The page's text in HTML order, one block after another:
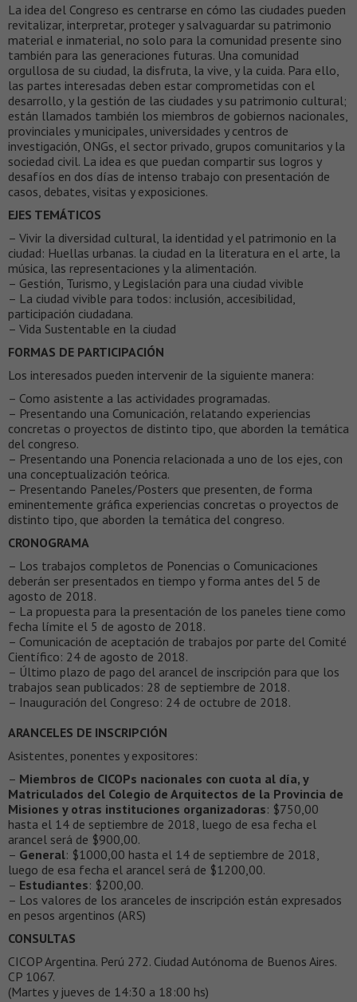
La idea del Congreso es centrarse en cómo las ciudades pueden
revitalizar, interpretar, proteger y salvaguardar su patrimonio
material e inmaterial, no solo para la comunidad presente sino
también para las generaciones futuras. Una comunidad
orgullosa de su ciudad, la disfruta, la vive, y la cuida. Para ello,
las partes interesadas deben estar comprometidas con el
desarrollo, y la gestión de las ciudades y su patrimonio cultural;
están llamados también los miembros de gobiernos nacionales,
provinciales y municipales, universidades y centros de
investigación, ONGs, el sector privado, grupos comunitarios y la
sociedad civil. La idea es que puedan compartir sus logros y
desafíos en dos días de intenso trabajo con presentación de
casos, debates, visitas y exposiciones.
EJES TEMÁTICOS
– Vivir la diversidad cultural, la identidad y el patrimonio en la
ciudad: Huellas urbanas. la ciudad en la literatura en el arte, la
música, las representaciones y la alimentación.
– Gestión, Turismo, y Legislación para una ciudad vivible
– La ciudad vivible para todos: inclusión, accesibilidad,
participación ciudadana.
– Vida Sustentable en la ciudad
FORMAS DE PARTICIPACIÓN
Los interesados pueden intervenir de la siguiente manera:
– Como asistente a las actividades programadas.
– Presentando una Comunicación, relatando experiencias
concretas o proyectos de distinto tipo, que aborden la temática
del congreso.
– Presentando una Ponencia relacionada a uno de los ejes, con
una conceptualización teórica.
– Presentando Paneles/Posters que presenten, de forma
eminentemente gráfica experiencias concretas o proyectos de
distinto tipo, que aborden la temática del congreso.​
CRONOGRAMA
– Los trabajos completos de Ponencias o Comunicaciones
deberán ser presentados en tiempo y forma antes del 5 de
agosto de 2018.
– La propuesta para la presentación de los paneles tiene como
fecha límite el 5 de agosto de 2018.
– Comunicación de aceptación de trabajos por parte del Comité
Científico: 24 de agosto de 2018.
– Último plazo de pago del arancel de inscripción para que los
trabajos sean publicados: 28 de septiembre de 2018.
– Inauguración del Congreso: 24 de octubre de 2018.
ARANCELES DE INSCRIPCIÓN
Asistentes, ponentes y expositores:
– Miembros de CICOPs nacionales con cuota al día, y
Matriculados del Colegio de Arquitectos de la Provincia de
Misiones y otras instituciones organizadoras: $750,00
hasta el 14 de septiembre de 2018, luego de esa fecha el
arancel será de $900,00.
– General: $1000,00 hasta el 14 de septiembre de 2018,
luego de esa fecha el arancel será de $1200,00.
– Estudiantes: $200,00.
– Los valores de los aranceles de inscripción están expresados
en pesos argentinos (ARS)​
CONSULTAS
CICOP Argentina. Perú 272. Ciudad Autónoma de Buenos Aires.
CP 1067.
(Martes y jueves de 14:30 a 18:00 hs)